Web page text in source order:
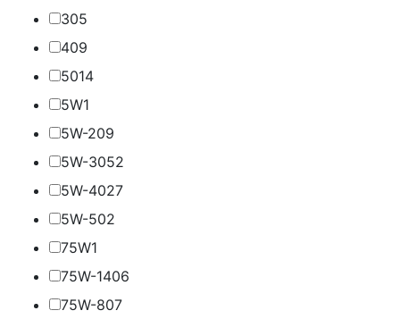
305
409
5014
5W1
5W-209
5W-3052
5W-4027
5W-502
75W1
75W-1406
75W-807